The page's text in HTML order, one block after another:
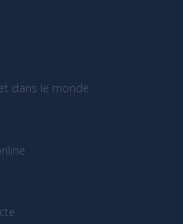
dans le monde